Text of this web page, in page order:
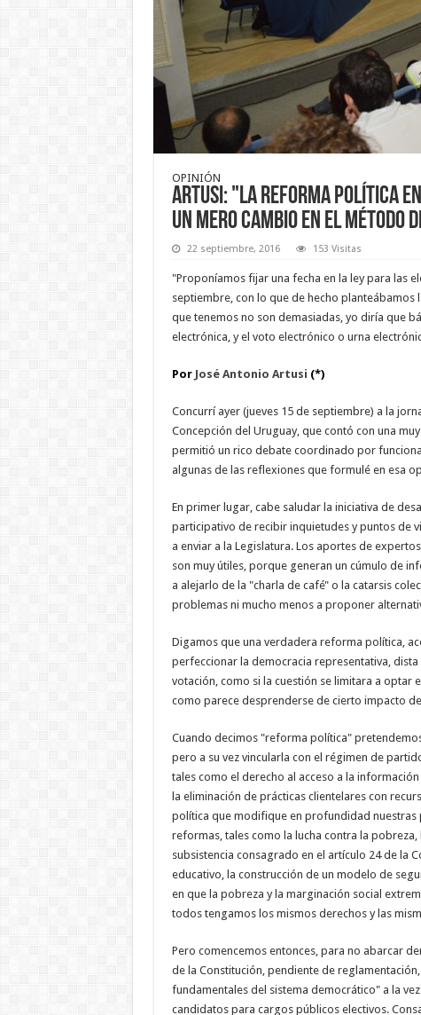
OPINIÓN
ARTUSI: "LA REFORMA POLÍTICA
UN MERO CAMBIO EN EL MÉTODO
22 septiembre, 2016 153 Visitas
"Proponíamos fijar una fecha en la ley para las
septiembre, con lo que de hecho planteábamos
que tenemos no son demasiadas, yo diría que
electrónica, y el voto electrónico o urna
Por José Antonio Artusi (*)
Concurrí ayer (jueves 15 de septiembre) a la
Concepción del Uruguay, que contó con una
permitió un rico debate coordinado por
algunas de las reflexiones que formulé en esa
En primer lugar, cabe saludar la iniciativa de
participativo de recibir inquietudes y puntos de
a enviar a la Legislatura. Los aportes de
son muy útiles, porque generan un cúmulo de
a alejarlo de la "charla de café" o la catarsis
problemas ni mucho menos a proponer
Digamos que una verdadera reforma política,
perfeccionar la democracia representativa,
votación, como si la cuestión se limitara a optar
como parece desprenderse de cierto impacto
Cuando decimos "reforma política"
pero a su vez vincularla con el régimen de
tales como el derecho al acceso a la
la eliminación de prácticas clientelares con
política que modifique en profundidad nuestras
reformas, tales como la lucha contra la
subsistencia consagrado en el artículo 24 de la
educativo, la construcción de un modelo de
en que la pobreza y la marginación social
todos tengamos los mismos derechos y las
Pero comencemos entonces, para no abarcar
de la Constitución, pendiente de
fundamentales del sistema democrático" a la
candidatos para cargos públicos electivos.